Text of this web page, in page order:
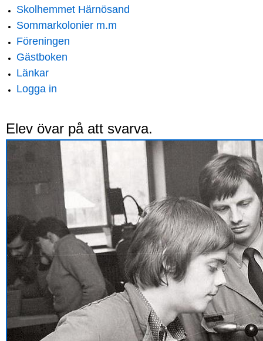
Skolhemmet Härnösand
Sommarkolonier m.m
Föreningen
Gästboken
Länkar
Logga in
Elev övar på att svarva.